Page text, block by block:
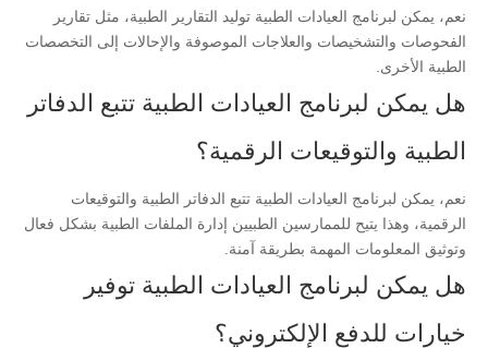
نعم، يمكن لبرنامج العيادات الطبية توليد التقارير الطبية، مثل تقارير
الفحوصات والتشخيصات والعلاجات الموصوفة والإحالات إلى التخصصات
الطبية الأخرى.
هل يمكن لبرنامج العيادات الطبية تتبع الدفاتر
الطبية والتوقيعات الرقمية؟
نعم، يمكن لبرنامج العيادات الطبية تتبع الدفاتر الطبية والتوقيعات
الرقمية، وهذا يتيح للممارسين الطبيين إدارة الملفات الطبية بشكل فعال
وتوثيق المعلومات المهمة بطريقة آمنة.
هل يمكن لبرنامج العيادات الطبية توفير
خيارات للدفع الإلكتروني؟